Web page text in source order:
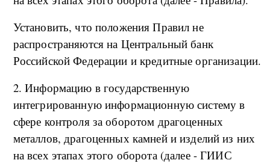
Установить, что положения Правил не
распространяются на Центральный банк
Российской Федерации и кредитные организации.
2. Информацию в государственную
интегрированную информационную систему в
сфере контроля за оборотом драгоценных
металлов, драгоценных камней и изделий из них
на всех этапах этого оборота (далее - ГИИС